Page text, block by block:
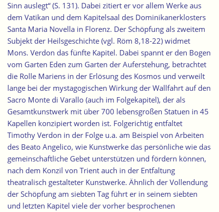
Sinn auslegt“ (S. 131). Dabei zitiert er vor allem Werke aus
dem Vatikan und dem Kapitelsaal des Dominikanerklosters
Santa Maria Novella in Florenz. Der Schöpfung als zweitem
Subjekt der Heilsgeschichte (vgl. Röm 8,18-22) widmet
Mons. Verdon das fünfte Kapitel. Dabei spannt er den Bogen
vom Garten Eden zum Garten der Auferstehung, betrachtet
die Rolle Mariens in der Erlösung des Kosmos und verweilt
lange bei der mystagogischen Wirkung der Wallfahrt auf den
Sacro Monte di Varallo (auch im Folgekapitel), der als
Gesamtkunstwerk mit über 700 lebensgroßen Statuen in 45
Kapellen konzipiert worden ist. Folgerichtig entfaltet
Timothy Verdon in der Folge u.a. am Beispiel von Arbeiten
des Beato Angelico, wie Kunstwerke das persönliche wie das
gemeinschaftliche Gebet unterstützen und fördern können,
nach dem Konzil von Trient auch in der Entfaltung
theatralisch gestalteter Kunstwerke. Ähnlich der Vollendung
der Schöpfung am siebten Tag führt er in seinem siebten
und letzten Kapitel viele der vorher besprochenen